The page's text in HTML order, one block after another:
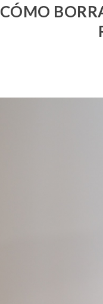
CÓMO